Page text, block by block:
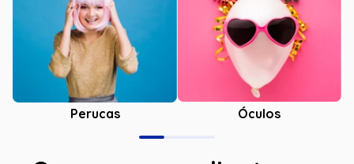
Perucas Óculos